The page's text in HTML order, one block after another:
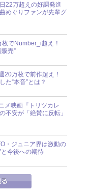
22万超えの好調発進
めぐりファンが先輩グ
枚でNumber_i超え！
売”
20万枚で前作超え！
た“本音”とは？
メ映画『トリツカレ
不安が「絶賛に反転」
・ジュニア界は激動の
今後への期待